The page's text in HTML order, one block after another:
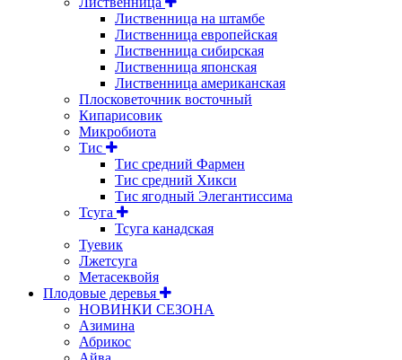
Лиственница на штамбе
Лиственница европейская
Лиственница сибирская
Лиственница японская
Лиственница американская
Плосковеточник восточный
Кипарисовик
Микробиота
Тис
Тис средний Фармен
Тис средний Хикси
Тис ягодный Элегантиссима
Тсуга
Тсуга канадская
Туевик
Лжетсуга
Метасеквойя
Плодовые деревья
НОВИНКИ СЕЗОНА
Азимина
Абрикос